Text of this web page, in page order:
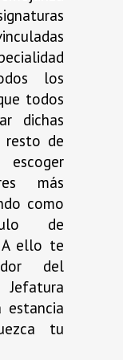
los
todos
dichas
resto de
más
como
de
A ello te
del
estancia
tu